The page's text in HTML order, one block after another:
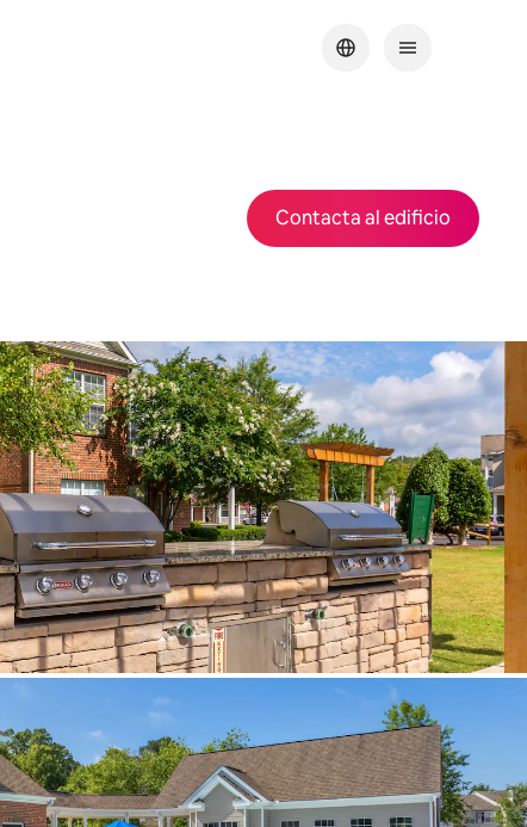
Contacta al edificio